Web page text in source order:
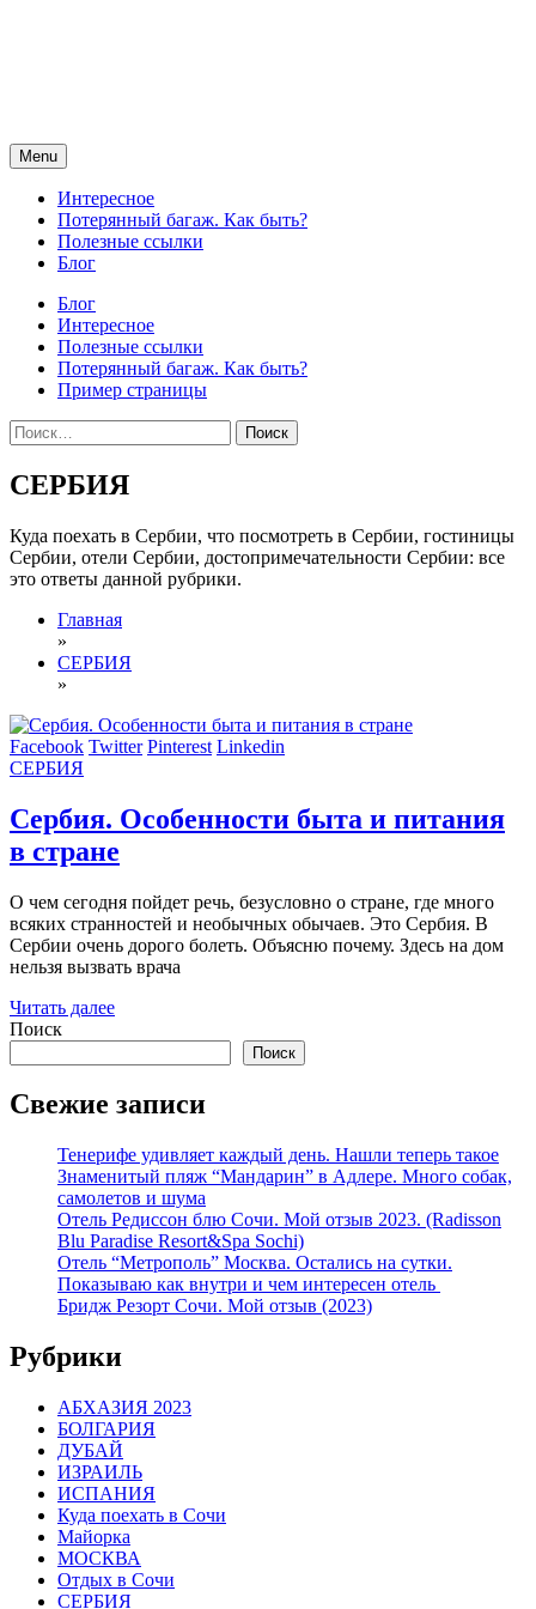
Menu
Интересное
Потерянный багаж. Как быть?
Полезные ссылки
Блог
Блог
Интересное
Полезные ссылки
Потерянный багаж. Как быть?
Пример страницы
Найти:
СЕРБИЯ
Куда поехать в Сербии, что посмотреть в Сербии, гостиницы
Сербии, отели Сербии, достопримечательности Сербии: все
это ответы данной рубрики.
Главная
»
СЕРБИЯ
»
Facebook Twitter Pinterest Linkedin
СЕРБИЯ
Сербия. Особенности быта и питания
в стране
О чем сегодня пойдет речь, безусловно о стране, где много
всяких странностей и необычных обычаев. Это Сербия. В
Сербии очень дорого болеть. Объясню почему. Здесь на дом
нельзя вызвать врача
Читать далее
Поиск
Поиск
Свежие записи
Тенерифе удивляет каждый день. Нашли теперь такое
Знаменитый пляж “Мандарин” в Адлере. Много собак,
самолетов и шума
Отель Редиссон блю Сочи. Мой отзыв 2023. (Radisson
Blu Paradise Resort&Spa Sochi)
Отель “Метрополь” Москва. Остались на сутки.
Показываю как внутри и чем интересен отель
Бридж Резорт Сочи. Мой отзыв (2023)
Рубрики
АБХАЗИЯ 2023
БОЛГАРИЯ
ДУБАЙ
ИЗРАИЛЬ
ИСПАНИЯ
Куда поехать в Сочи
Майорка
МОСКВА
Отдых в Сочи
СЕРБИЯ